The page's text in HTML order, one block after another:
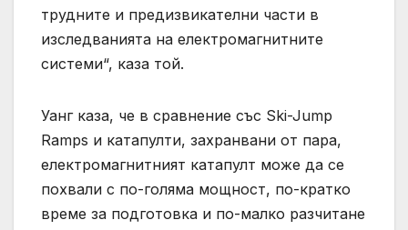
трудните и предизвикателни части в
изследванията на електромагнитните
системи“, каза той.
Уанг каза, че в сравнение със Ski-Jump
Ramps и катапулти, захранвани от пара,
електромагнитният катапулт може да се
похвали с по-голяма мощност, по-кратко
време за подготовка и по-малко разчитане